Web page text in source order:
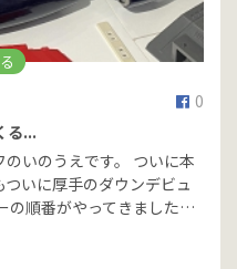
0
る...
いのうえです。 ついに本
いに厚手のダウンデビュ
の順番がやってきました…